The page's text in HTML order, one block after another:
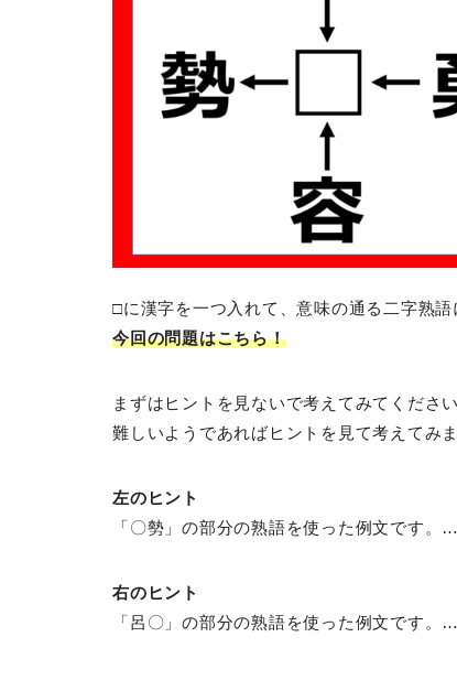
□に漢字を一つ入れて、意味の通る二字熟語
今回の問題はこちら！
まずはヒントを見ないで考えてみてください
難しいようであればヒントを見て考えてみま
左のヒント
「〇勢」の部分の熟語を使った例文です
右のヒント
「呂〇」の部分の熟語を使った例文です